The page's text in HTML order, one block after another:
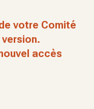
votre Comité
accès